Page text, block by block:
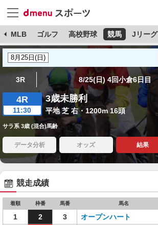
MLB ゴルフ 高校野球 競馬 Jリーグ
3R 8/25(日) 4回小倉6日目
4R
11:30
3歳未勝利
平地 芝 右・1200m 16頭
サラ系 3歳 (混合)馬齢
データ分析 オッズ 結果
競走成績
着順 枠番 馬番 馬名
1 2 3 オープンハート